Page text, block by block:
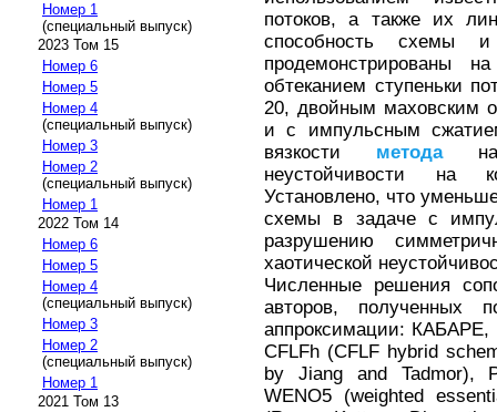
Номер 1
(специальный выпуск)
2023 Том 15
Номер 6
Номер 5
Номер 4
(специальный выпуск)
Номер 3
Номер 2
(специальный выпуск)
Номер 1
2022 Том 14
Номер 6
Номер 5
Номер 4
(специальный выпуск)
Номер 3
Номер 2
(специальный выпуск)
Номер 1
2021 Том 13
потоков, а также их
способность схемы
продемонстрированы
обтеканием ступеньки
20, двойным маховским
и с импульсным
вязкости методана
неустойчивости на
Установлено, что
схемы в задаче с
разрушению
хаотической
Численные решения
авторов, полученных
аппроксимации: КАБАРЕ,
CFLFh (CFLF hybrid
by Jiang and Tadmor),
WENO5 (weighted